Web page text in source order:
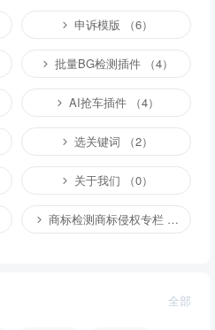
申诉模版 （6）
批量BG检测插件 （4）
AI抢车插件 （4）
选关键词 （2）
关于我们 （0）
商标检测商标侵权专栏 （1）
全部